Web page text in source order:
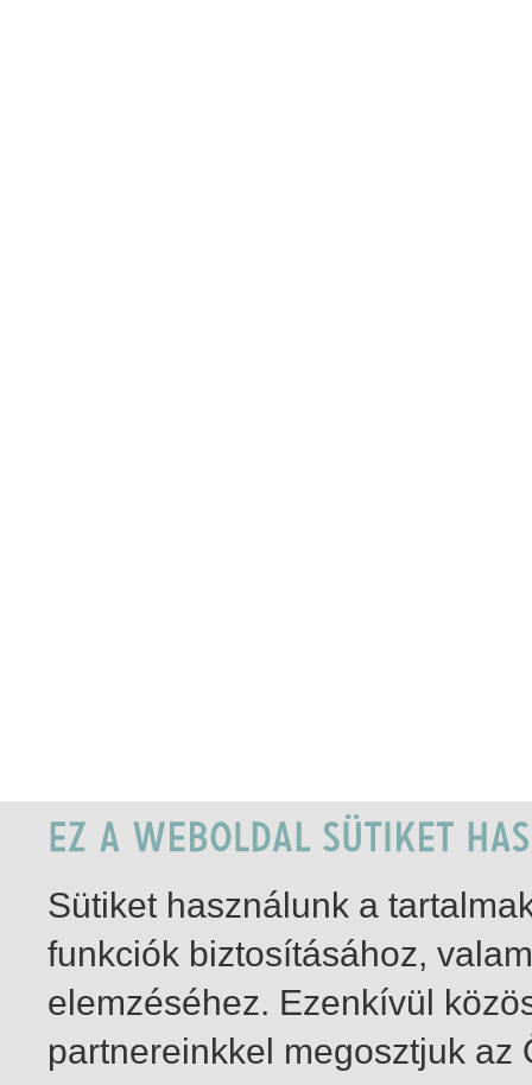
Sütiket használunk a
funkciók biztosításához,
elemzéséhez. Ezenkívül
partnereinkkel megosztjuk